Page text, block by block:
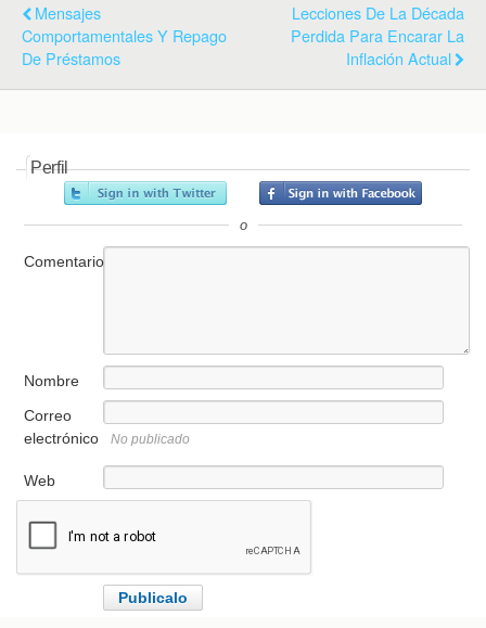
Mensajes
Comportamentales Y Repago
De Préstamos
Lecciones De La Década
Perdida Para Encarar La
Inflación Actual
Perfil
o
Comentario
Nombre
Correo
electrónico
No publicado
Web